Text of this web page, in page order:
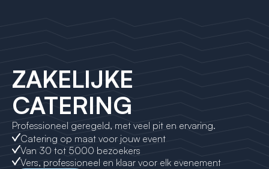
ZAKELIJKE
CATERING
Professioneel geregeld, met veel pit en ervaring.
Catering op maat voor jouw event
Van 30 tot 5000 bezoekers
Vers, professioneel en klaar voor elk evenement